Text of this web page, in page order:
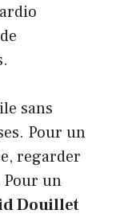
sans
Pour un
regarder
Pour un
Douillet